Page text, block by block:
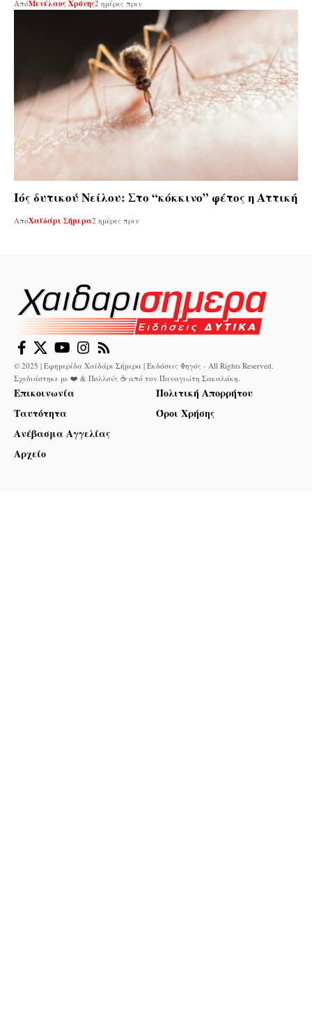
ΑπόΜενέλαος Χρόνης2 ημέρες πριν
Ιός δυτικού Νείλου: Στο “κόκκινο” φέτος η Αττική
ΑπόΧαϊδάρι Σήμερα2 ημέρες πριν
© 2025 | Εφημερίδα Χαϊδάρι Σήμερα | Εκδόσεις Φηγός - All Rights Reserved.
Σχεδιάστηκε με ❤️ & Πολλούς ☕ από τον Παναγιώτη Σακαλάκη.
Επικοινωνία
Ταυτότητα
Ανέβασμα Αγγελίας
Αρχείο
Πολιτική Απορρήτου
Όροι Χρήσης